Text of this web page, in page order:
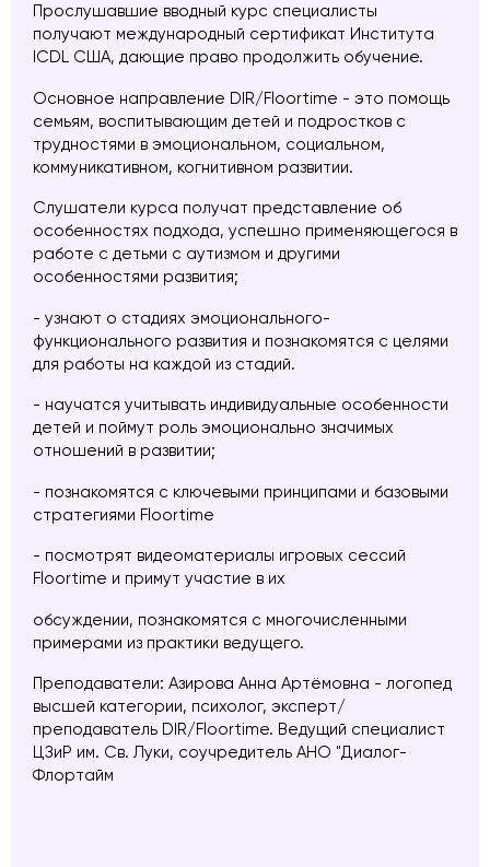
Прослушавшие вводный курс специалисты
получают международный сертификат Института
ICDL США, дающие право продолжить обучение.
Основное направление DIR/Floortime - это помощь
семьям, воспитывающим детей и подростков с
трудностями в эмоциональном, социальном,
коммуникативном, когнитивном развитии.
Слушатели курса получат представление об
особенностях подхода, успешно применяющегося в
работе с детьми с аутизмом и другими
особенностями развития;
- узнают о стадиях эмоционального-
функционального развития и познакомятся с целями
для работы на каждой из стадий.
- научатся учитывать индивидуальные особенности
детей и поймут роль эмоционально значимых
отношений в развитии;
- познакомятся с ключевыми принципами и базовыми
стратегиями Floortime
- посмотрят видеоматериалы игровых сессий
Floortime и примут участие в их
обсуждении, познакомятся с многочисленными
примерами из практики ведущего.
Преподаватели: Азирова Анна Артёмовна - логопед
высшей категории, психолог, эксперт/
преподаватель DIR/Floortime. Ведущий специалист
ЦЗиР им. Св. Луки, соучредитель АНО "Диалог-
Флортайм